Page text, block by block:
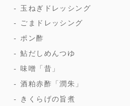
玉ねぎドレッシング
ごまドレッシング
ポン酢
鮎だしめんつゆ
味噌「昔」
酒粕赤酢「潤朱」
きくらげの旨煮